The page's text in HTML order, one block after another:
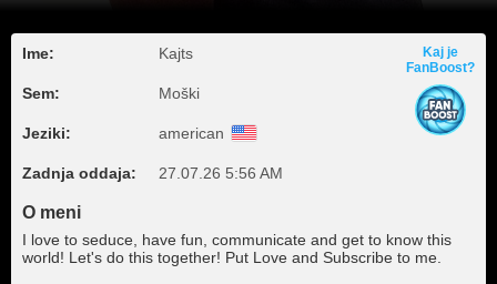
Ime: Kajts
Sem: Moški
Jeziki: american
Zadnja oddaja: 27.07.26 5:56 AM
Kaj je
FanBoost?
O meni
I love to seduce, have fun, communicate and get to know this
world! Let's do this together! Put Love and Subscribe to me.